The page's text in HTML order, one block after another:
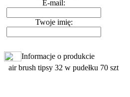
E-mail:
Twoje imię:
Informacje o produkcie
air brush tipsy 32 w pudełku 70 szt